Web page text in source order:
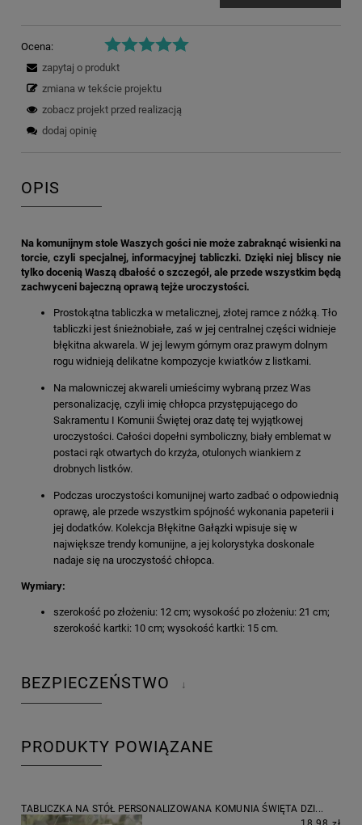
Ocena:
zapytaj o produkt
zmiana w tekście projektu
zobacz projekt przed realizacją
dodaj opinię
OPIS
Na komunijnym stole Waszych gości nie może zabraknąć wisienki na
torcie, czyli specjalnej, informacyjnej tabliczki. Dzięki niej bliscy nie
tylko docenią Waszą dbałość o szczegół, ale przede wszystkim będą
zachwyceni bajeczną oprawą tejże uroczystości.
Prostokątna tabliczka w metalicznej, złotej ramce z nóżką. Tło
tabliczki jest śnieżnobiałe, zaś w jej centralnej części widnieje
błękitna akwarela. W jej lewym górnym oraz prawym dolnym
rogu widnieją delikatne kompozycje kwiatków z listkami.
Na malowniczej akwareli umieścimy wybraną przez Was
personalizację, czyli imię chłopca przystępującego do
Sakramentu I Komunii Świętej oraz datę tej wyjątkowej
uroczystości. Całości dopełni symboliczny, biały emblemat w
postaci rąk otwartych do krzyża, otulonych wiankiem z
drobnych listków.
Podczas uroczystości komunijnej warto zadbać o odpowiednią
oprawę, ale przede wszystkim spójność wykonania papeterii i
jej dodatków. Kolekcja Błękitne Gałązki wpisuje się w
największe trendy komunijne, a jej kolorystyka doskonale
nadaje się na uroczystość chłopca.
Wymiary:
szerokość po złożeniu: 12 cm; wysokość po złożeniu: 21 cm;
szerokość kartki: 10 cm; wysokość kartki: 15 cm.
BEZPIECZEŃSTWO ↓
PRODUKTY POWIĄZANE
TABLICZKA NA STÓŁ PERSONALIZOWANA KOMUNIA ŚWIĘTA DZI...